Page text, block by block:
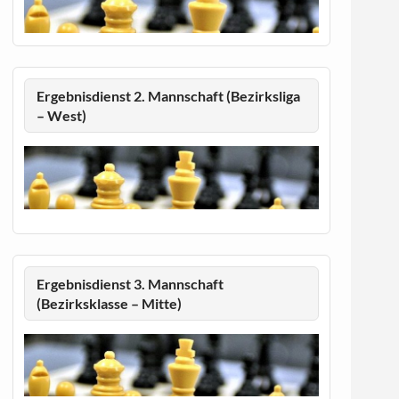
Ergebnisdienst 2. Mannschaft (Bezirksliga
– West)
Ergebnisdienst 3. Mannschaft
(Bezirksklasse – Mitte)